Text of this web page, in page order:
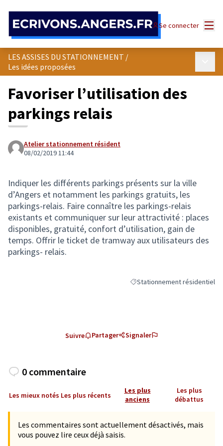
Se connecter
LES ASSISES DU STATIONNEMENT /
Les idées proposées
Favoriser l’utilisation des
parkings relais
Atelier stationnement résident
08/02/2019 11:44
Indiquer les différents parkings présents sur la ville
d’Angers et notamment les parkings gratuits, les
parkings-relais. Faire connaître les parkings-relais
existants et communiquer sur leur attractivité : places
disponibles, gratuité, confort d’utilisation, gain de
temps. Offrir le ticket de tramway aux utilisateurs des
parkings- relais.
Filtrer les résultats de la
Stationnement résidentiel
Suivre Partager Signaler
0 commentaire
Les mieux notés Les plus récents
Les plus
anciens
Les plus
débattus
Les commentaires sont actuellement désactivés, mais
vous pouvez lire ceux déjà saisis.